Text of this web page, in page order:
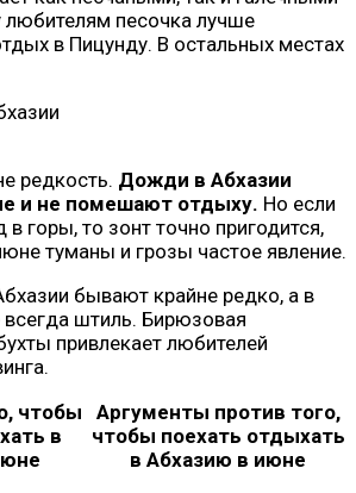
песочка лучше
в Пицунду. В остальных местах
редкость. Дожди в Абхазии
и не помешают отдыху. Но если
в горы, то зонт точно пригодится,
туманы и грозы частое явление.
бывают крайне редко, а в
всегда штиль. Бирюзовая
привлекает любителей
чтобы
в
Аргументы против того,
чтобы поехать отдыхать
в Абхазию в июне